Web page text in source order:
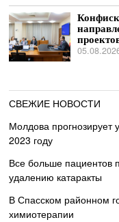
СВЕЖИЕ НОВОСТИ
Молдова прогнозирует
2023 году
Все больше пациентов
удалению катаракты
В Спасском районном
химиотерапии